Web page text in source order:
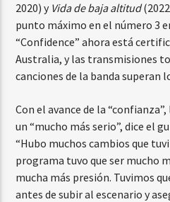
2020) y Vida de baja altitud
punto máximo en el número 3
“Confidence” ahora está
Australia, y las transmisiones
canciones de la banda superan
Con el avance de la
un “mucho más serio”, dice el
“Hubo muchos cambios que
programa tuvo que ser mucho
mucha más presión. Tuvimos
antes de subir al escenario y